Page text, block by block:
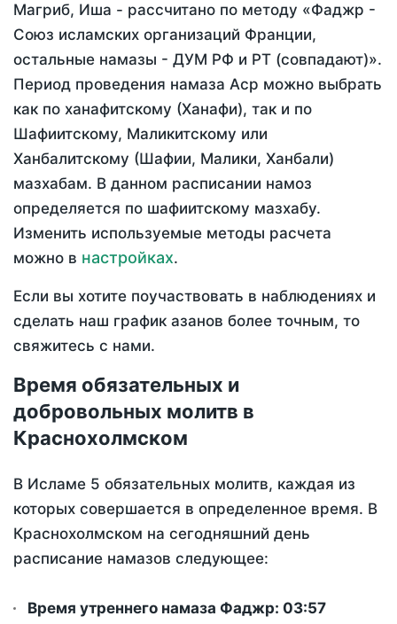
Магриб, Иша - рассчитано по методу «Фаджр -
Союз исламских организаций Франции,
остальные намазы - ДУМ РФ и РТ (совпадают)».
Период проведения намаза Аср можно выбрать
как по ханафитскому (Ханафи), так и по
Шафиитскому, Маликитскому или
Ханбалитскому (Шафии, Малики, Ханбали)
мазхабам. В данном расписании намоз
определяется по шафиитскому мазхабу.
Изменить используемые методы расчета
можно в настройках.
Если вы хотите поучаствовать в наблюдениях и
сделать наш график азанов более точным, то
свяжитесь с нами.
Время обязательных и
добровольных молитв в
Краснохолмском
В Исламе 5 обязательных молитв, каждая из
которых совершается в определенное время. В
Краснохолмском на сегодняшний день
расписание намазов следующее:
Время утреннего намаза Фаджр: 03:57